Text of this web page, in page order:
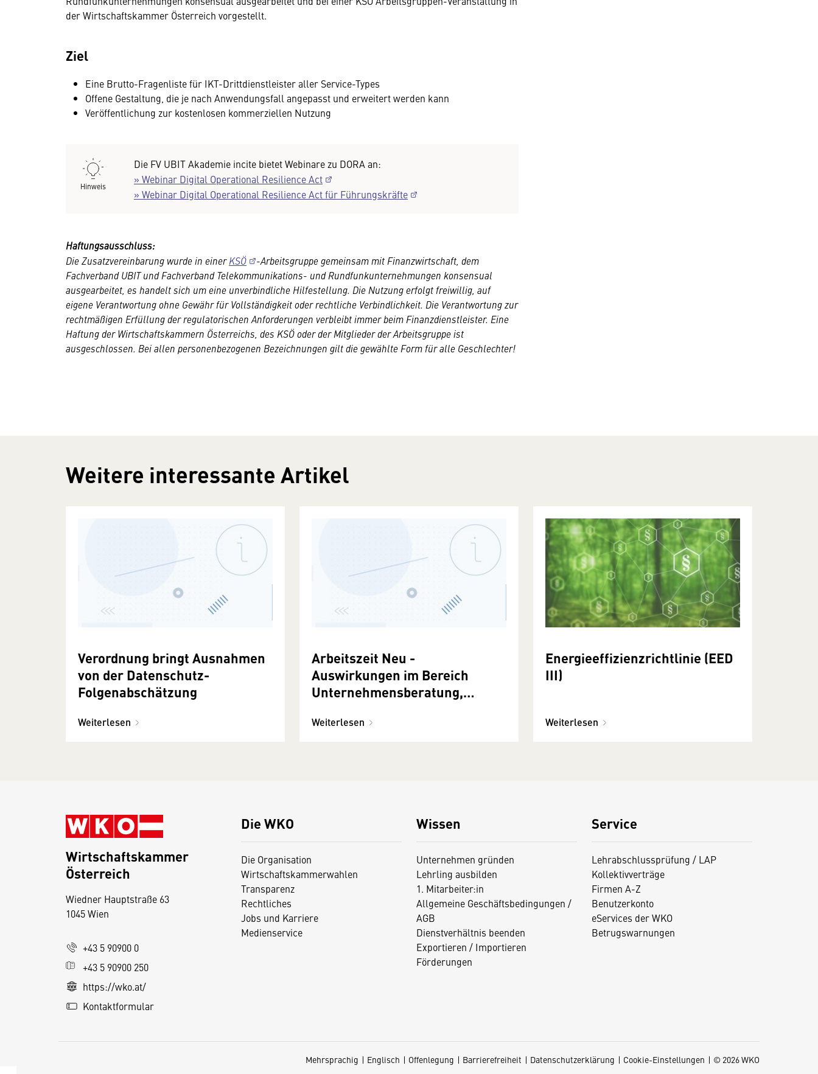
der Wirtschaftskammer Österreich vorgestellt.
Ziel
Eine Brutto-Fragenliste für IKT-Drittdienstleister aller Service-Types
Offene Gestaltung, die je nach Anwendungsfall angepasst und erweitert werden kann
Veröffentlichung zur kostenlosen kommerziellen Nutzung
Hinweis
Die FV UBIT Akademie incite bietet Webinare zu DORA an:
» Webinar Digital Operational Resilience Act
» Webinar Digital Operational Resilience Act für Führungskräfte
Haftungsausschluss:
Die Zusatzvereinbarung wurde in einerKSÖ
-Arbeitsgruppe gemeinsam mit Finanzwirtschaft, dem
Fachverband UBIT und Fachverband Telekommunikations- und Rundfunkunternehmungen konsensual
ausgearbeitet, es handelt sich um eine unverbindliche Hilfestellung. Die Nutzung erfolgt freiwillig, auf
eigene Verantwortung ohne Gewähr für Vollständigkeit oder rechtliche Verbindlichkeit. Die Verantwortung zur
rechtmäßigen Erfüllung der regulatorischen Anforderungen verbleibt immer beim Finanzdienstleister. Eine
Haftung der Wirtschaftskammern Österreichs, des KSÖ oder der Mitglieder der Arbeitsgruppe ist
ausgeschlossen. Bei allen personenbezogenen Bezeichnungen gilt die gewählte Form für alle Geschlechter!
Weitere interessante Artikel
Verordnung bringt Ausnahmen
von der Datenschutz-
Folgenabschätzung
Weiterlesen
Arbeitszeit Neu -
Auswirkungen im Bereich
Unternehmensberatung,
Informationstechnologie
Weiterlesen
Energieeffizienzrichtlinie (EED
III)
Weiterlesen
Die WKO
Die Organisation
Wirtschaftskammerwahlen
Transparenz
Rechtliches
Jobs und Karriere
Medienservice
Wissen
Unternehmen gründen
Lehrling ausbilden
1. Mitarbeiter:in
Allgemeine Geschäftsbedingungen /
AGB
Dienstverhältnis beenden
Exportieren / Importieren
Förderungen
Service
Lehrabschlussprüfung / LAP
Kollektivverträge
Firmen A-Z
Benutzerkonto
eServices der WKO
Betrugswarnungen
Wirtschaftskammer
Österreich
Wiedner Hauptstraße 63
1045 Wien
+43 5 90900 0
+43 5 90900 250
https://wko.at/
Kontaktformular
Mehrsprachig Englisch Offenlegung Barrierefreiheit Datenschutzerklärung Cookie-Einstellungen © 2026 WKO